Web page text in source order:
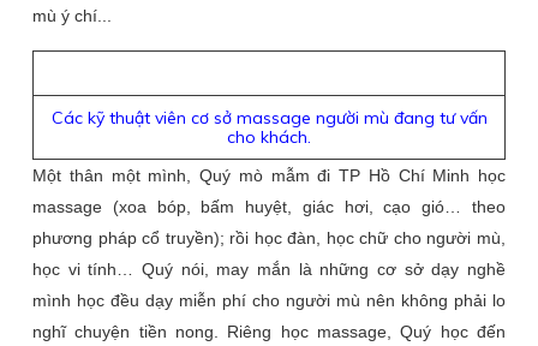
mù ý chí...
Các kỹ thuật viên cơ sở massage người mù đang tư vấn
cho khách.
Một thân một mình, Quý mò mẫm đi TP Hồ Chí Minh học
massage (xoa bóp, bấm huyệt, giác hơi, cạo gió… theo
phương pháp cổ truyền); rồi học đàn, học chữ cho người mù,
học vi tính… Quý nói, may mắn là những cơ sở dạy nghề
mình học đều dạy miễn phí cho người mù nên không phải lo
nghĩ chuyện tiền nong. Riêng học massage, Quý học đến